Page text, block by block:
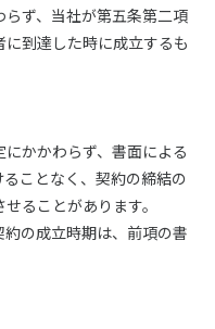
ず、当社が第五条第二項
到達した時に成立するも
かかわらず、書面による
ことなく、契約の締結の
ることがあります。
の成立時期は、前項の書